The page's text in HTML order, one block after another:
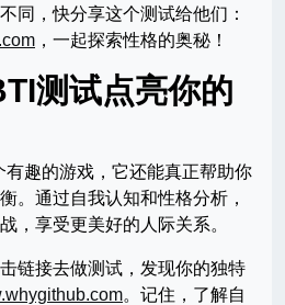
同，快分享这个测试给他们：
，一起探索性格的奥秘！
测试点亮你的
有趣的游戏，它还能真正帮助你
。通过自我认知和性格分析，
，享受更美好的人际关系。
链接去做测试，发现你的独特
。记住，了解自